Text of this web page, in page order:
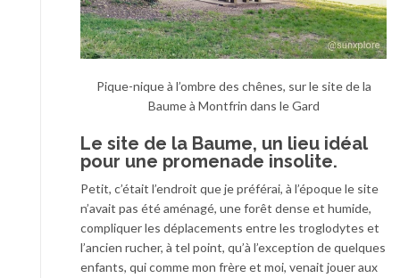
Pique-nique à l’ombre des chênes, sur le site de la
Baume à Montfrin dans le Gard
Le site de la Baume, un lieu idéal
pour une promenade insolite.
Petit, c’était l’endroit que je préférai, à l’époque le site
n’avait pas été aménagé, une forêt dense et humide,
compliquer les déplacements entre les troglodytes et
l’ancien rucher, à tel point, qu’à l’exception de quelques
enfants, qui comme mon frère et moi, venait jouer aux